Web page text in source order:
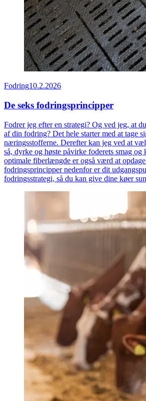
Fodring10.2.2026
De seks fodringsprincipper
Fodrer jeg efter en strategi? Og ved jeg, at
af din fodring? Det hele starter med at tage
næringsstofferne. Derefter kan jeg ved at
så, dyrke og høste påvirke foderets smag og
optimale fiberlængde er også værd at
fodringsprincipper nedenfor er dit
fodringsstrategi, så du kan give dine køer